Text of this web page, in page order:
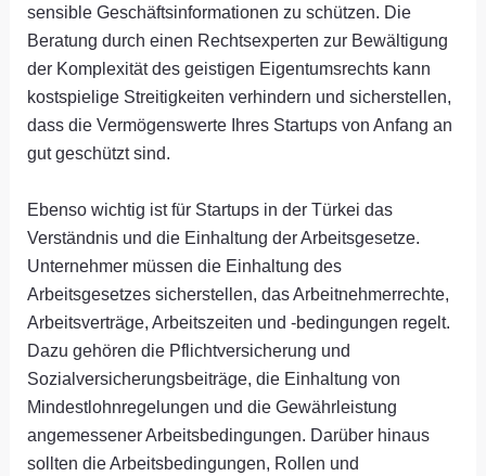
sensible Geschäftsinformationen zu schützen. Die
Beratung durch einen Rechtsexperten zur Bewältigung
der Komplexität des geistigen Eigentumsrechts kann
kostspielige Streitigkeiten verhindern und sicherstellen,
dass die Vermögenswerte Ihres Startups von Anfang an
gut geschützt sind.
Ebenso wichtig ist für Startups in der Türkei das
Verständnis und die Einhaltung der Arbeitsgesetze.
Unternehmer müssen die Einhaltung des
Arbeitsgesetzes sicherstellen, das Arbeitnehmerrechte,
Arbeitsverträge, Arbeitszeiten und -bedingungen regelt.
Dazu gehören die Pflichtversicherung und
Sozialversicherungsbeiträge, die Einhaltung von
Mindestlohnregelungen und die Gewährleistung
angemessener Arbeitsbedingungen. Darüber hinaus
sollten die Arbeitsbedingungen, Rollen und